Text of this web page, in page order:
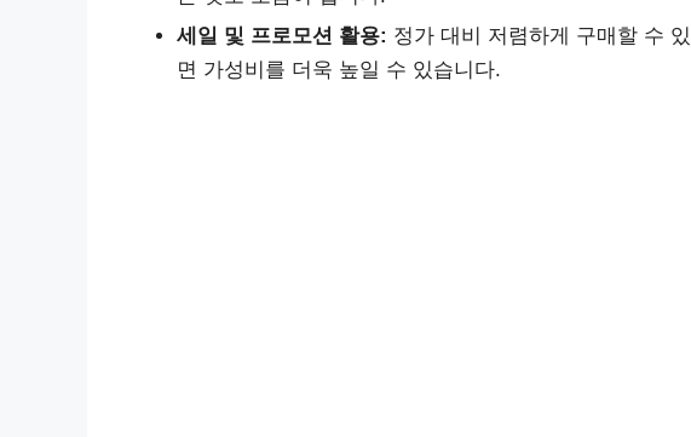
세일 및 프로모션 활용: 정가 대비 저렴하게 구매할 수
면 가성비를 더욱 높일 수 있습니다.